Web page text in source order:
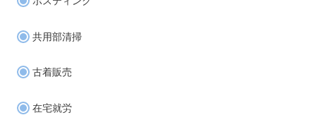
共用部清掃
古着販売
在宅就労